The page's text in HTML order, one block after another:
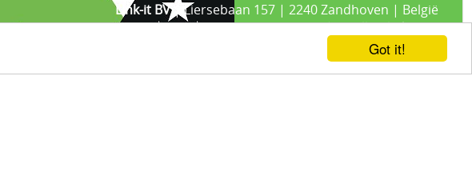
Got it!
Link-it BV| Liersebaan 157 | 2240 Zandhoven | België
+32 3 420 08 11 | ✉hallo@link-it.be
BTW: BE0648821122 | Fortis BE47 0017 8143 2480